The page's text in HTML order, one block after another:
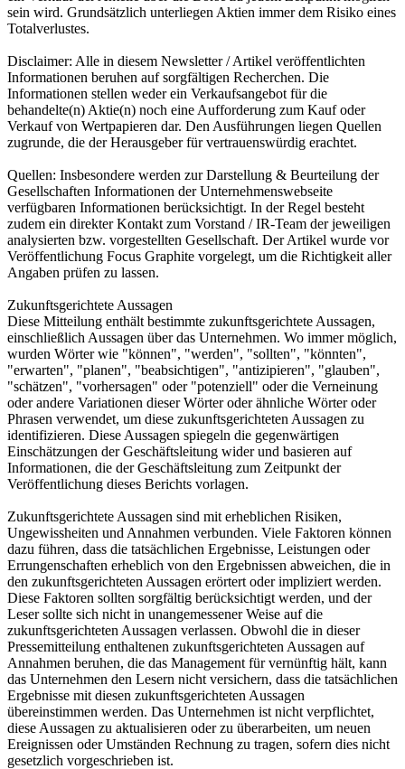
sein wird. Grundsätzlich unterliegen Aktien immer dem Risiko eines
Totalverlustes.
Disclaimer: Alle in diesem Newsletter / Artikel veröffentlichten
Informationen beruhen auf sorgfältigen Recherchen. Die
Informationen stellen weder ein Verkaufsangebot für die
behandelte(n) Aktie(n) noch eine Aufforderung zum Kauf oder
Verkauf von Wertpapieren dar. Den Ausführungen liegen Quellen
zugrunde, die der Herausgeber für vertrauenswürdig erachtet.
Quellen: Insbesondere werden zur Darstellung & Beurteilung der
Gesellschaften Informationen der Unternehmenswebseite
verfügbaren Informationen berücksichtigt. In der Regel besteht
zudem ein direkter Kontakt zum Vorstand / IR-Team der jeweiligen
analysierten bzw. vorgestellten Gesellschaft. Der Artikel wurde vor
Veröffentlichung Focus Graphite vorgelegt, um die Richtigkeit aller
Angaben prüfen zu lassen.
Zukunftsgerichtete Aussagen
Diese Mitteilung enthält bestimmte zukunftsgerichtete Aussagen,
einschließlich Aussagen über das Unternehmen. Wo immer möglich,
wurden Wörter wie "können", "werden", "sollten", "könnten",
"erwarten", "planen", "beabsichtigen", "antizipieren", "glauben",
"schätzen", "vorhersagen" oder "potenziell" oder die Verneinung
oder andere Variationen dieser Wörter oder ähnliche Wörter oder
Phrasen verwendet, um diese zukunftsgerichteten Aussagen zu
identifizieren. Diese Aussagen spiegeln die gegenwärtigen
Einschätzungen der Geschäftsleitung wider und basieren auf
Informationen, die der Geschäftsleitung zum Zeitpunkt der
Veröffentlichung dieses Berichts vorlagen.
Zukunftsgerichtete Aussagen sind mit erheblichen Risiken,
Ungewissheiten und Annahmen verbunden. Viele Faktoren können
dazu führen, dass die tatsächlichen Ergebnisse, Leistungen oder
Errungenschaften erheblich von den Ergebnissen abweichen, die in
den zukunftsgerichteten Aussagen erörtert oder impliziert werden.
Diese Faktoren sollten sorgfältig berücksichtigt werden, und der
Leser sollte sich nicht in unangemessener Weise auf die
zukunftsgerichteten Aussagen verlassen. Obwohl die in dieser
Pressemitteilung enthaltenen zukunftsgerichteten Aussagen auf
Annahmen beruhen, die das Management für vernünftig hält, kann
das Unternehmen den Lesern nicht versichern, dass die tatsächlichen
Ergebnisse mit diesen zukunftsgerichteten Aussagen
übereinstimmen werden. Das Unternehmen ist nicht verpflichtet,
diese Aussagen zu aktualisieren oder zu überarbeiten, um neuen
Ereignissen oder Umständen Rechnung zu tragen, sofern dies nicht
gesetzlich vorgeschrieben ist.